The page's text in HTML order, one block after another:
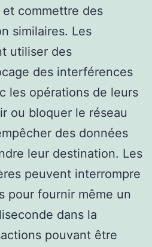
commettre des
similaires. Les
utiliser des
des interférences
les opérations de leurs
ou bloquer le réseau
des données
leur destination. Les
peuvent interrompre
pour fournir même un
dans la
pouvant être